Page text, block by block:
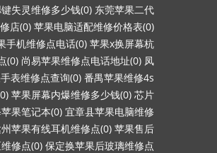
失灵维修多少钱(0) 东莞苹果二代
店(0) 苹果电脑适配维修价格表(0)
手机维修点电话(0) 苹果x换屏幕杭
(0) 尚易苹果维修点电话地址(0) 凤
表维修点查询(0) 番禺苹果维修4s
苹果屏幕内爆维修多少钱(0) 芯片
果笔记本(0) 宜章县苹果电脑维修
苹果有线耳机维修点(0) 苹果售后
修点(0) 保定换苹果后玻璃维修点